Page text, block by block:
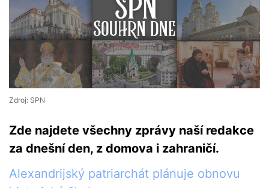
Zdroj: SPN
Zde najdete všechny zprávy naší redakce
za dnešní den, z domova i zahraničí.
Alexandrijský patriarchát plánuje obnovu